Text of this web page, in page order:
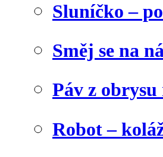
Sluníčko –
Směj se na
Páv z
Robot –